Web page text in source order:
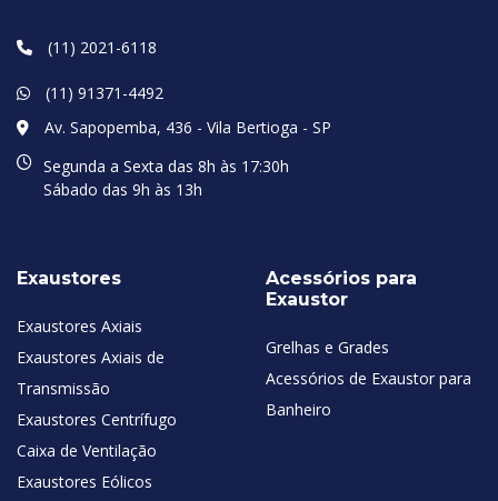
(11) 2021-6118
(11) 91371-4492
Av. Sapopemba, 436 - Vila Bertioga - SP
Segunda a Sexta das 8h às 17:30h
Sábado das 9h às 13h
Exaustores
Exaustores Axiais
Exaustores Axiais de
Transmissão
Exaustores Centrífugo
Caixa de Ventilação
Exaustores Eólicos
Acessórios para
Exaustor
Grelhas e Grades
Acessórios de Exaustor para
Banheiro